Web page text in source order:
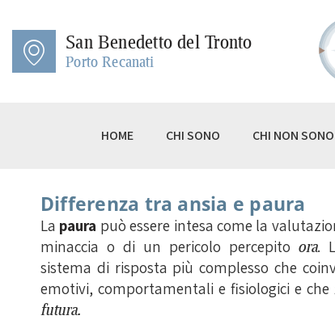
San Benedetto del Tronto
Porto Recanati
HOME CHI SONO CHI NON SONO
Differenza tra ansia e paura
La paura può essere intesa come la
minaccia o di un pericolo percepito ora.
sistema di risposta più complesso che
emotivi, comportamentali e fisiologici e che
futura.